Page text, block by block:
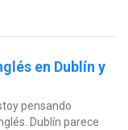
en Dublín y
pensando
Dublín parece